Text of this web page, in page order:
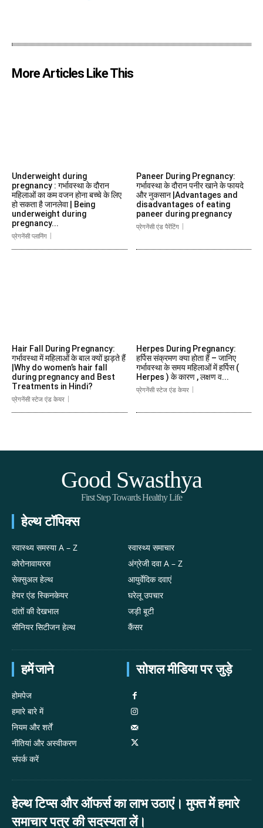
More Articles Like This
Underweight during
pregnancy : गर्भावस्था के दौरान
महिलाओं का कम वजन होना बच्चे के लिए
हो सकता है जानलेवा | Being
underweight during
pregnancy...
प्रेगनेंसी प्लानिंग
Paneer During Pregnancy:
गर्भावस्था के दौरान पनीर खाने के फायदे
और नुकसान |Advantages and
disadvantages of eating
paneer during pregnancy
प्रेगनेंसी एंड पैरेंटिंग
Hair Fall During Pregnancy:
गर्भावस्था में महिलाओं के बाल क्यों झड़ते हैं
|Why do women’s hair fall
during pregnancy and Best
Treatments in Hindi?
प्रेगनेंसी स्टेज एंड केयर
Herpes During Pregnancy:
हर्पिस संक्रमण क्या होता हैं – जानिए
गर्भावस्था के समय महिलाओं में हर्पिस (
Herpes ) के कारण , लक्षण व...
प्रेगनेंसी स्टेज एंड केयर
Good Swasthya
First Step Towards Healthy Life
हेल्थ टॉपिक्स
स्वास्थ्य समस्या A – Z
कोरोनावायरस
सेक्सुअल हेल्थ
हेयर एंड स्किनकेयर
दांतों की देखभाल
सीनियर सिटीजन हेल्थ
स्वास्थ्य समाचार
अंग्रेजी दवा A – Z
आयुर्वेदिक दवाएं
घरेलू उपचार
जड़ी बूटी
कैंसर
हमें जाने
होमपेज
हमारे बारे में
नियम और शर्तें
नीतियां और अस्वीकरण
संपर्क करें
सोशल मीडिया पर जुड़े
हेल्थ टिप्स और ऑफर्स का लाभ उठाएं। मुफ्त में हमारे
समाचार पत्र की सदस्यता लें।